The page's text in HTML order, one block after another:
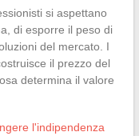
si aspettano
di esporre il peso di
del mercato. I
il prezzo del
determina il valore
l'indipendenza